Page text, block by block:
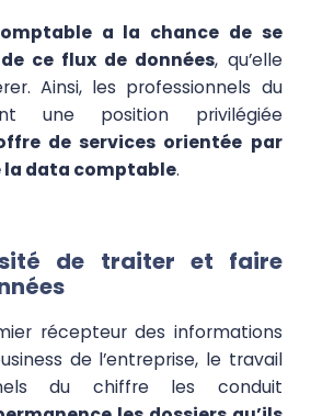
a la chance de se
ce flux de données, qu’elle
Ainsi, les professionnels du
une position privilégiée
de services orientée par
la data comptable.
de traiter et faire
récepteur des informations
de l’entreprise, le travail
du chiffre les conduit